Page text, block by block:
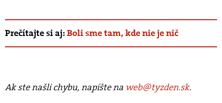
Prečítajte si aj:Boli sme tam, kde nie je nič
Ak ste našli chybu, napíšte na web@tyzden.sk.